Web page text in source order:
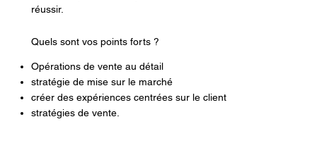
réussir.
Quels sont vos points forts ?
Opérations de vente au détail
stratégie de mise sur le marché
créer des expériences centrées sur le client
stratégies de vente.